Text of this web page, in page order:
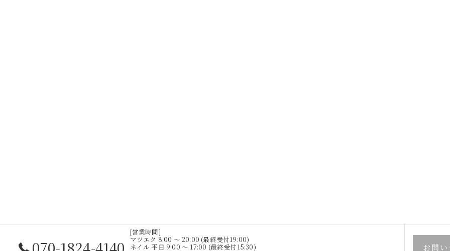
[営業時間]
マツエク 8:00 ～ 20:00 (最終受付19:00)
ネイル 平日 9:00 ～ 17:00 (最終受付15:30)
お問